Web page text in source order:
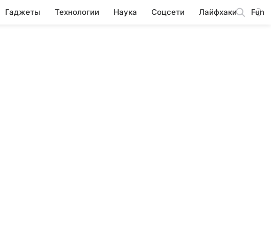
Гаджеты Технологии Наука Соцсети Лайфхаки Fun